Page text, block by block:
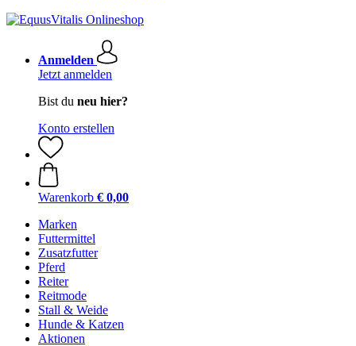
Anmelden
Jetzt anmelden
Bist du neu hier?
Konto erstellen
Warenkorb € 0,00
Marken
Futtermittel
Zusatzfutter
Pferd
Reiter
Reitmode
Stall & Weide
Hunde & Katzen
Aktionen